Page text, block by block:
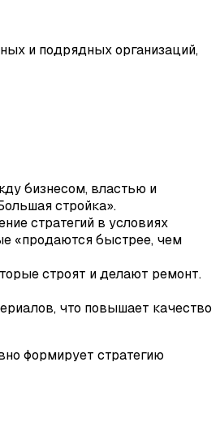
и подрядных организаций,
бизнесом, властью и
стройка».
стратегий в условиях
«продаются быстрее, чем
строят и делают ремонт.
что повышает качество
формирует стратегию